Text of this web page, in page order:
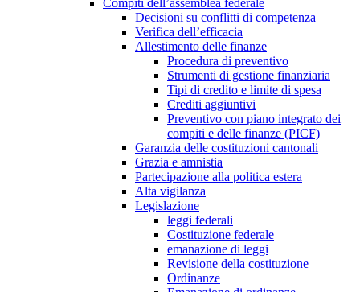
Compiti dell’assemblea federale
Decisioni su conflitti di competenza
Verifica dell’efficacia
Allestimento delle finanze
Procedura di preventivo
Strumenti di gestione finanziaria
Tipi di credito e limite di spesa
Crediti aggiuntivi
Preventivo con piano integrato dei
compiti e delle finanze (PICF)
Garanzia delle costituzioni cantonali
Grazia e amnistia
Partecipazione alla politica estera
Alta vigilanza
Legislazione
leggi federali
Costituzione federale
emanazione di leggi
Revisione della costituzione
Ordinanze